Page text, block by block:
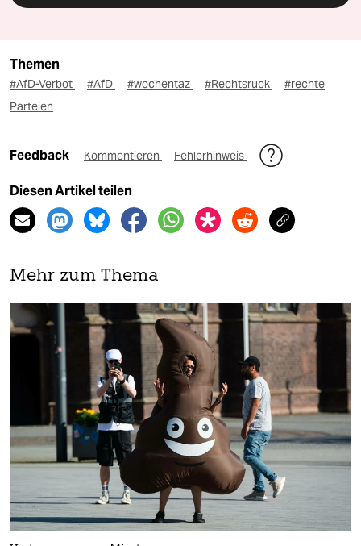
Themen
#AfD-Verbot #AfD #wochentaz #Rechtsruck
#rechte
Parteien
Feedback Kommentieren Fehlerhinweis
Diesen Artikel teilen
Mehr zum Thema